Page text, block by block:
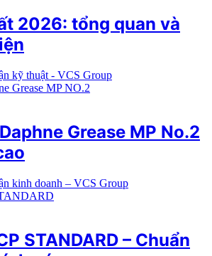
2026: tổng quan và
kỹ thuật - VCS Group
Grease MP No.2
kinh doanh – VCS Group
STANDARD – Chuẩn